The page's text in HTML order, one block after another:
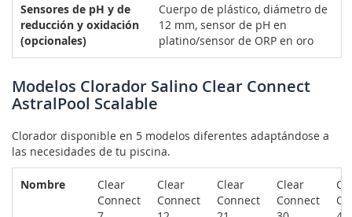
Sensores de pH y de
reducción y oxidación
(opcionales)
Cuerpo de plástico, diámetro de
12 mm, sensor de pH en
platino/sensor de ORP en oro
Modelos Clorador Salino Clear Connect
AstralPool Scalable
Clorador disponible en 5 modelos diferentes adaptándose a
las necesidades de tu piscina.
Nombre
Clear
Connect
Clear
Connect
Clear
Connect
Clear
Connect